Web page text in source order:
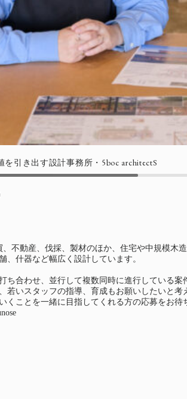
引き出す設計事務所・5boc architectS
不動産、伐採、製材のほか、住宅や中規模
什器など幅広く設計しています。
合わせ、並行して複数同時に進行している
いスタッフの指導、育成もお願いしたいと考
ことを一緒に目指してくれる方の応募をお待